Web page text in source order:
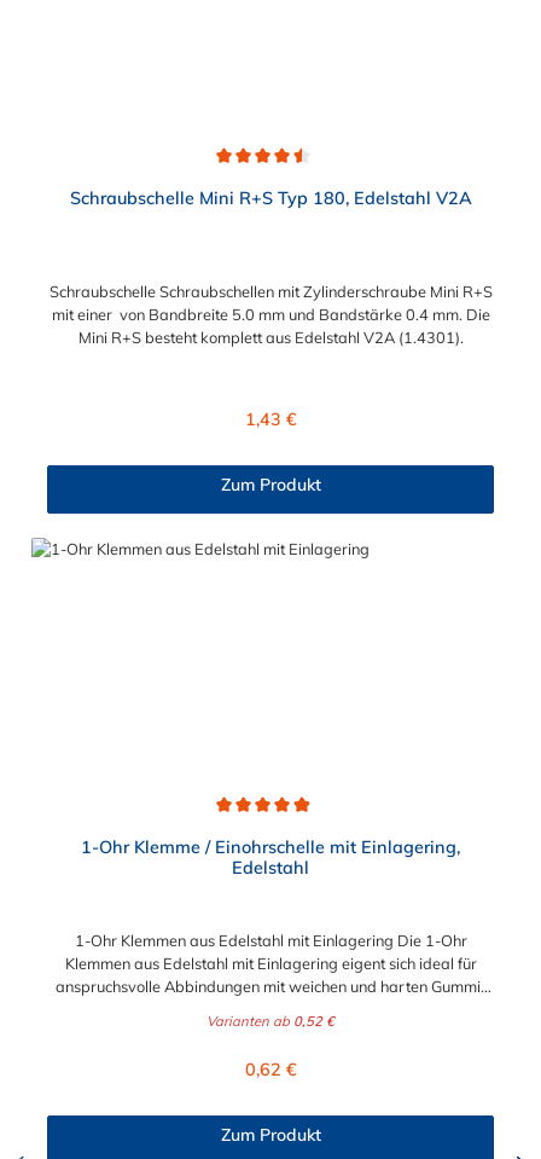
Schraubschelle Mini R+S Typ 180, Edelstahl V2A
Schraubschelle Schraubschellen mit Zylinderschraube Mini R+S
mit einer von Bandbreite 5.0 mm und Bandstärke 0.4 mm. Die
Mini R+S besteht komplett aus Edelstahl V2A (1.4301).
Regulärer Preis:
1,43 €
Zum Produkt
1-Ohr Klemme / Einohrschelle mit Einlagering,
Edelstahl
1-Ohr Klemmen aus Edelstahl mit Einlagering Die 1-Ohr
Klemmen aus Edelstahl mit Einlagering eigent sich ideal für
anspruchsvolle Abbindungen mit weichen und harten Gummi-
zu 0,3 mm Materialstärke und oval ausgebildeter, nach ausßen
Damit gewährleistet er eine einheitliche Kompression nahezu
der 1-Ohr Klemmen aus Edelstahl mit Einlagering ist in
verschiedenen Abstufungen von 2,5 mm bis maximal 30 mm
Varianten ab 0,52 €
Regulärer Preis:
0,62 €
Zum Produkt